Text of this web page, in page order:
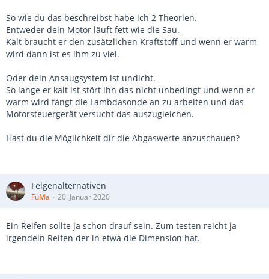
So wie du das beschreibst habe ich 2 Theorien.
Entweder dein Motor läuft fett wie die Sau.
Kalt braucht er den zusätzlichen Kraftstoff und wenn er warm
wird dann ist es ihm zu viel.
Oder dein Ansaugsystem ist undicht.
So lange er kalt ist stört ihn das nicht unbedingt und wenn er
warm wird fängt die Lambdasonde an zu arbeiten und das
Motorsteuergerät versucht das auszugleichen.
Hast du die Möglichkeit dir die Abgaswerte anzuschauen?
Felgenalternativen
FuMa 20. Januar 2020
Ein Reifen sollte ja schon drauf sein. Zum testen reicht ja
irgendein Reifen der in etwa die Dimension hat.